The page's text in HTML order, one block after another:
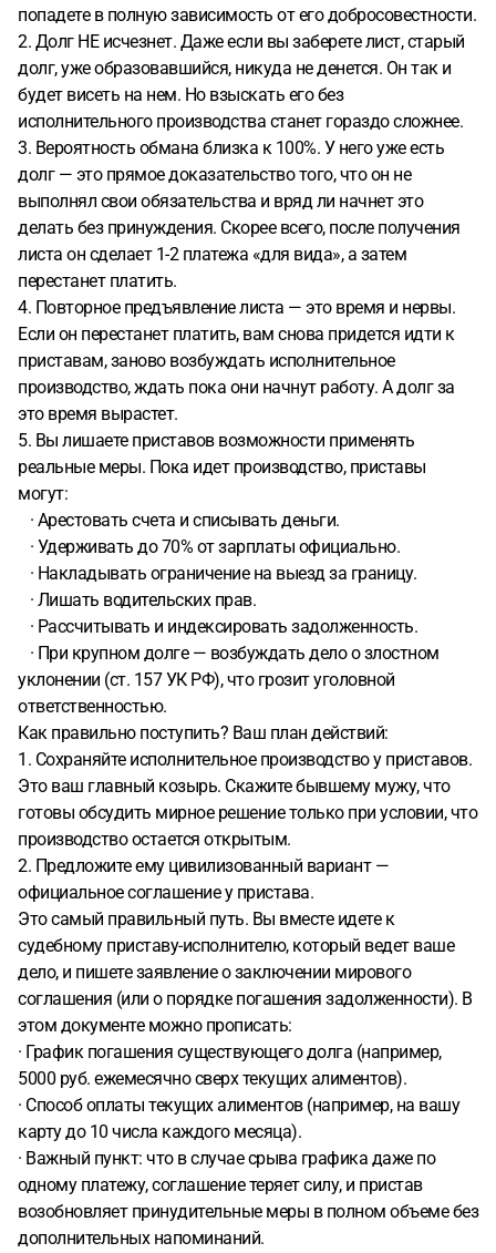
попадете в полную зависимость от его добросовестности.
2. Долг НЕ исчезнет. Даже если вы заберете лист, старый
долг, уже образовавшийся, никуда не денется. Он так и
будет висеть на нем. Но взыскать его без
исполнительного производства станет гораздо сложнее.
3. Вероятность обмана близка к 100%. У него уже есть
долг — это прямое доказательство того, что он не
выполнял свои обязательства и вряд ли начнет это
делать без принуждения. Скорее всего, после получения
листа он сделает 1-2 платежа «для вида», а затем
перестанет платить.
4. Повторное предъявление листа — это время и нервы.
Если он перестанет платить, вам снова придется идти к
приставам, заново возбуждать исполнительное
производство, ждать пока они начнут работу. А долг за
это время вырастет.
5. Вы лишаете приставов возможности применять
реальные меры. Пока идет производство, приставы
могут:
· Арестовать счета и списывать деньги.
· Удерживать до 70% от зарплаты официально.
· Накладывать ограничение на выезд за границу.
· Лишать водительских прав.
· Рассчитывать и индексировать задолженность.
· При крупном долге — возбуждать дело о злостном
уклонении (ст. 157 УК РФ), что грозит уголовной
ответственностью.
Как правильно поступить? Ваш план действий:
1. Сохраняйте исполнительное производство у приставов.
Это ваш главный козырь. Скажите бывшему мужу, что
готовы обсудить мирное решение только при условии, что
производство остается открытым.
2. Предложите ему цивилизованный вариант —
официальное соглашение у пристава.
Это самый правильный путь. Вы вместе идете к
судебному приставу-исполнителю, который ведет ваше
дело, и пишете заявление о заключении мирового
соглашения (или о порядке погашения задолженности). В
этом документе можно прописать:
· График погашения существующего долга (например,
5000 руб. ежемесячно сверх текущих алиментов).
· Способ оплаты текущих алиментов (например, на вашу
карту до 10 числа каждого месяца).
· Важный пункт: что в случае срыва графика даже по
одному платежу, соглашение теряет силу, и пристав
возобновляет принудительные меры в полном объеме без
дополнительных напоминаний.